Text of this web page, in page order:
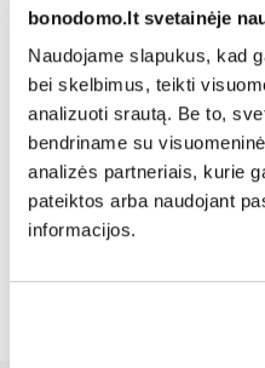
bonodomo.lt svetainėje
Naudojame slapukus, kad
bei skelbimus, teikti
analizuoti srautą. Be to,
bendriname su
analizės partneriais, kurie
pateiktos arba naudojant
informacijos.
Dalintis naujiena: